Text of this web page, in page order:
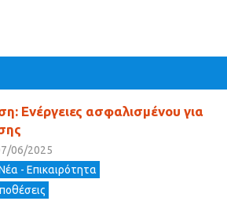
Ενέργειες ασφαλισμένου για
06/2025
- Επικαιρότητα